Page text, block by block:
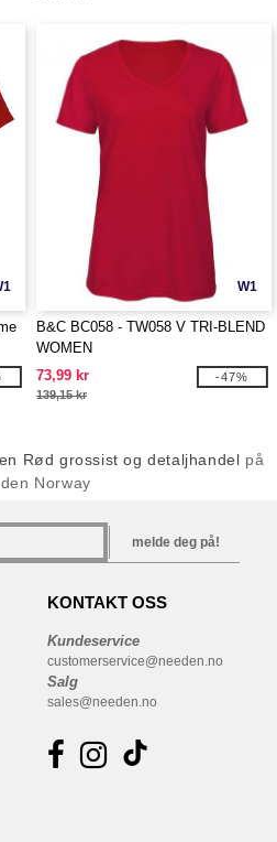
W1
B&C BC058 - TW058 V TRI-BLEND
WOMEN
73,99 kr
139,15 kr
-47%
Rød grossist og detaljhandel på
Norway
melde deg på!
KONTAKT OSS
Kundeservice
customerservice@needen.no
Salg
sales@needen.no